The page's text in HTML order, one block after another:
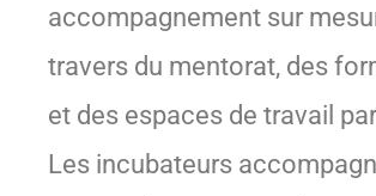
accompagnement sur
travers du mentorat, des
et des espaces de travail
Les incubateurs